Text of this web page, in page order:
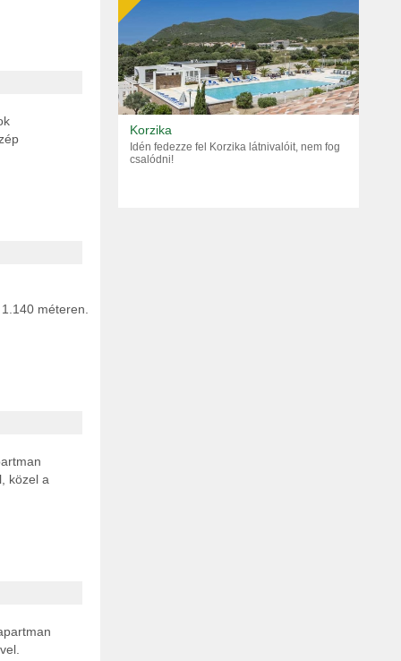
méteren.
közel a
Korzika
Idén fedezze fel Korzika látnivalóit, nem fog
csalódni!